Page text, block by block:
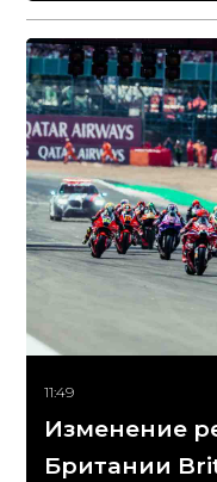
11:49
Изменение
Британии